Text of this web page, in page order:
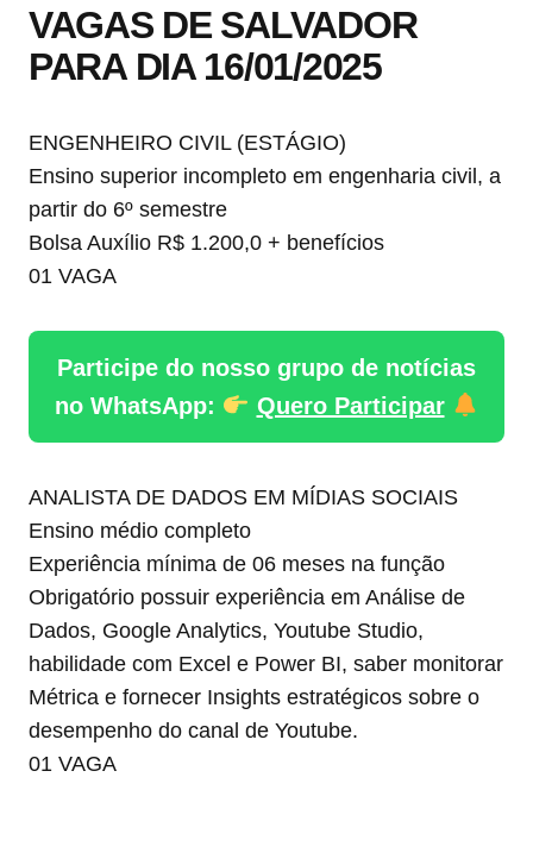
VAGAS DE SALVADOR
PARA DIA 16/01/2025
ENGENHEIRO CIVIL (ESTÁGIO)
Ensino superior incompleto em engenharia civil, a
partir do 6º semestre
Bolsa Auxílio R$ 1.200,0 + benefícios
01 VAGA
Participe do nosso grupo de notícias
no WhatsApp:
Quero Participar
ANALISTA DE DADOS EM MÍDIAS SOCIAIS
Ensino médio completo
Experiência mínima de 06 meses na função
Obrigatório possuir experiência em Análise de
Dados, Google Analytics, Youtube Studio,
habilidade com Excel e Power BI, saber monitorar
Métrica e fornecer Insights estratégicos sobre o
desempenho do canal de Youtube.
01 VAGA